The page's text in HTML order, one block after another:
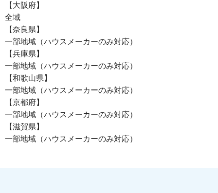
【大阪府】
全域
【奈良県】
一部地域（ハウスメーカーのみ対応）
【兵庫県】
一部地域（ハウスメーカーのみ対応）
【和歌山県】
一部地域（ハウスメーカーのみ対応）
【京都府】
一部地域（ハウスメーカーのみ対応）
【滋賀県】
一部地域（ハウスメーカーのみ対応）